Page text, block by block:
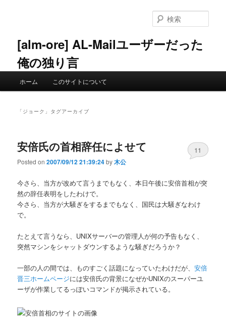
ン
へ
ツ
移
[alm-ore] AL-Mailユーザーだった
俺の独り言
索
ホーム このサイトについて
「 ジョーク 」タグアーカイブ
安倍氏の首相辞任によせて
Posted on2007/09/12 21:39:24by木公
11
今さら、当方が改めて言うまでもなく、本日午後に安倍首相が突
然の辞任表明をしたわけで。
今さら、当方が大騒ぎをするまでもなく、国民は大騒ぎなわけ
で。
たとえて言うなら、UNIXサーバーの管理人が何の予告もなく、
突然マシンをシャットダウンするような騒ぎだろうか？
一部の人の間では、ものすごく話題になっていたわけだが、安倍
晋三ホームページには安倍氏の背景になぜかUNIXのスーパーユ
ーザが作業してるっぽいコマンドが掲示されている。